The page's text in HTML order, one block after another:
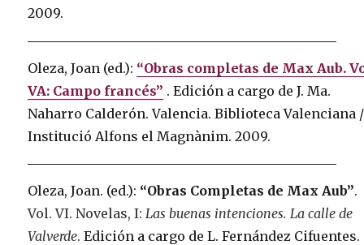
2009.
Oleza, Joan (ed.): “Obras completas de Max Aub.
VA: Campo francés” .Edición a cargo de J. Ma.
Naharro Calderón.Valencia.Biblioteca Valenciana /
Institució Alfons el Magnànim.2009.
Oleza, Joan. (ed.): “Obras Completas de Max Aub”.
Vol. VI. Novelas, I: Las buenas intenciones. La calle de
Valverde. Edición a cargo de L. Fernández Cifuentes.